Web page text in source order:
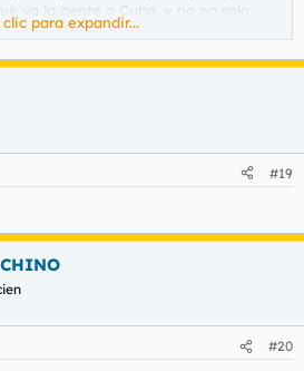
va la gente a Cuba, y no no solo
que lo hay en muchos mas
clic para expandir...
de gente, desde jovenes a mayores
si sales un poco mas de casa
inmigrantes y ya sabemos porque
jornada de 12 h,no me creo para
porno,etc,que lo
clic para expandir...
problema?
chica que ha trabajado en Mallorca
clic para expandir...
#19
#20